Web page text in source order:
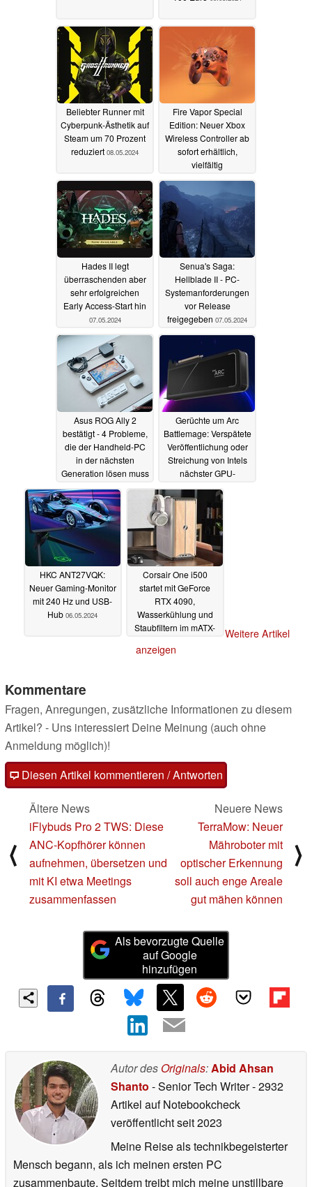
Beliebter Runner mit
Cyberpunk-Ästhetik auf
Steam um 70 Prozent
reduziert 08.05.2024
Fire Vapor Special
Edition: Neuer Xbox
Wireless Controller ab
sofort erhältlich,
vielfältig
personalisierbar und
mit exklusivem
Hintergrund
08.05.2024
Hades II legt
überraschenden aber
sehr erfolgreichen
Early Access-Start hin
07.05.2024
Senua's Saga:
Hellblade II - PC-
Systemanforderungen
vor Release
freigegeben 07.05.2024
Asus ROG Ally 2
bestätigt - 4 Probleme,
die der Handheld-PC
in der nächsten
Generation lösen muss
07.05.2024
Gerüchte um Arc
Battlemage: Verspätete
Veröffentlichung oder
Streichung von Intels
nächster GPU-
Architektur möglich
06.05.2024
HKC ANT27VQK:
Neuer Gaming-Monitor
mit 240 Hz und USB-
Hub 06.05.2024
Corsair One i500
startet mit GeForce
RTX 4090,
Wasserkühlung und
Staubfiltern im mATX-
Weitere Artikel
anzeigen
Kommentare
Fragen, Anregungen, zusätzliche Informationen zu diesem
Artikel? - Uns interessiert Deine Meinung (auch ohne
Anmeldung möglich)!
Diesen Artikel kommentieren / Antworten
⟨
Ältere News
iFlybuds Pro 2 TWS: Diese
ANC-Kopfhörer können
aufnehmen, übersetzen und
mit KI etwa Meetings
zusammenfassen
Neuere News
TerraMow: Neuer
Mähroboter mit
optischer Erkennung
soll auch enge Areale
gut mähen können
⟩
Als bevorzugte Quelle
auf Google
hinzufügen
Autor des Originals:Abid Ahsan
Shanto - Senior Tech Writer- 2932
Artikel auf Notebookcheck
veröffentlichtseit 2023
Meine Reise als technikbegeisterter
Mensch begann, als ich meinen ersten PC
zusammenbaute. Seitdem treibt mich meine unstillbare